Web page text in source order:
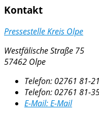
Kontakt
Pressestelle Kreis Olpe
Westfälische Straße 75
57462 Olpe
Telefon: 02761 81-
Telefon: 02761 81-
E-Mail:E-Mail